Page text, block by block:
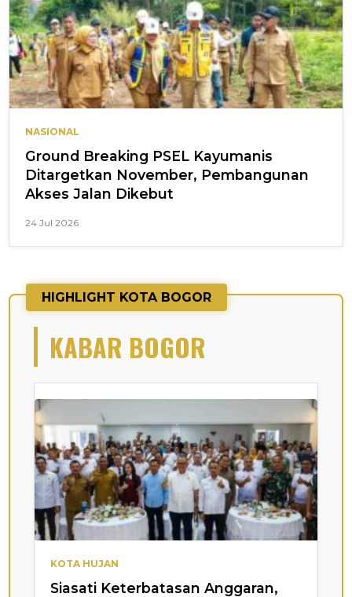
NASIONAL
Ground Breaking PSEL Kayumanis
Ditargetkan November, Pembangunan
Akses Jalan Dikebut
24 Jul 2026
HIGHLIGHT KOTA BOGOR
KABAR BOGOR
KOTA HUJAN
Siasati Keterbatasan Anggaran,